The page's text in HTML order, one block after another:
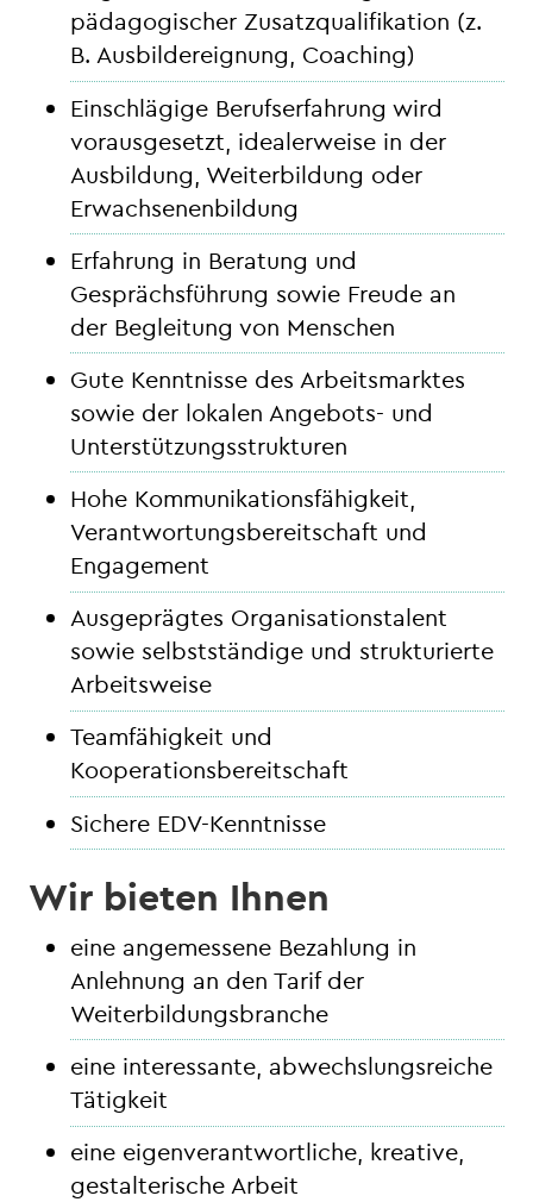
pädagogischer Zusatzqualifikation (z.
B. Ausbildereignung, Coaching)
Einschlägige Berufserfahrung wird
vorausgesetzt, idealerweise in der
Ausbildung, Weiterbildung oder
Erwachsenenbildung
Erfahrung in Beratung und
Gesprächsführung sowie Freude an
der Begleitung von Menschen
Gute Kenntnisse des Arbeitsmarktes
sowie der lokalen Angebots- und
Unterstützungsstrukturen
Hohe Kommunikationsfähigkeit,
Verantwortungsbereitschaft und
Engagement
Ausgeprägtes Organisationstalent
sowie selbstständige und strukturierte
Arbeitsweise
Teamfähigkeit und
Kooperationsbereitschaft
Sichere EDV-Kenntnisse
Wir bieten Ihnen
eine angemessene Bezahlung in
Anlehnung an den Tarif der
Weiterbildungsbranche
eine interessante, abwechslungsreiche
Tätigkeit
eine eigenverantwortliche, kreative,
gestalterische Arbeit